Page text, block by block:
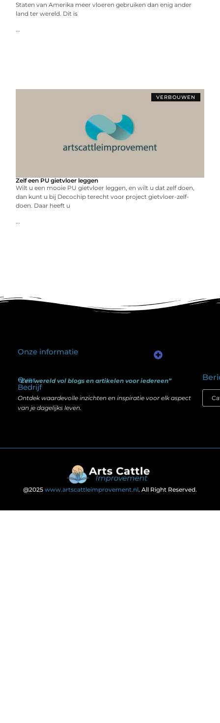
Staten van Amerika meer vloeren gebruiken dan enig ander
land ter wereld. Dit is
...
VERBOUWEN
Zelf een PU gietvloer leggen
Wilt u een mooie PU gietvloer leggen, en wilt u dat zelf doen,
dan kunt u bij Decochip terecht voor project gietvloer-zelf-
doen. Daar heeft u
...
Over
Bedrijf
“Een wereld vol blogs en artikelen voor iedereen”
Ontdek waardevolle inzichten en inspiratie voor elk aspect
van je dagelijks leven.
Onze informatie
@2025 www.artscattleimprovement.nl. All Right Reserved.